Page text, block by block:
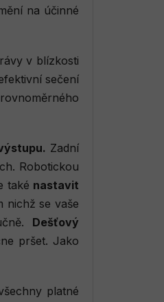
na účinné
v blízkosti
sečení
Zadní
Robotickou
také nastavit
nichž se vaše
Dešťový
pršet. Jako
platné